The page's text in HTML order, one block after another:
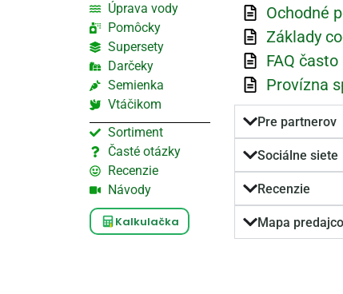
Úprava vody
Pomôcky
Supersety
Darčeky
Semienka
Vtáčikom
Sortiment
Časté otázky
Recenzie
Návody
Kalkulačka
Ochodné
Základy
FAQ
Provízna
Pre partnerov
Sociálne siete
Recenzie
Mapa